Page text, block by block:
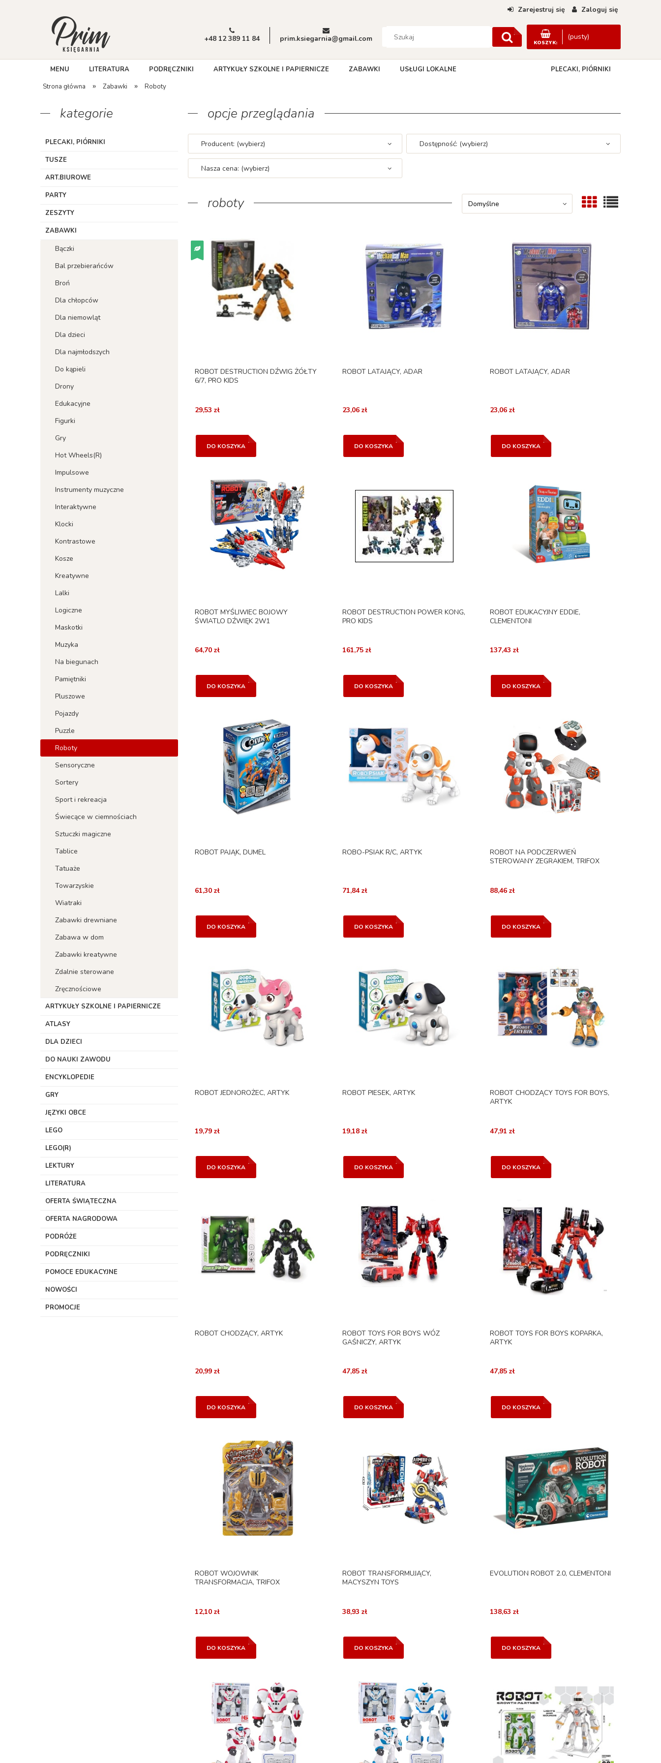
Zarejestruj się Zaloguj się
KOSZYK:
(pusty)
+48 12 389 11 84 prim.ksiegarnia@gmail.com
MENU LITERATURA PODRĘCZNIKI ARTYKUŁY SZKOLNE I PAPIERNICZE PLECAKI, PIÓRNIKI
ZABAWKI USŁUGI LOKALNE
Strona główna » Zabawki » Roboty
kategorie
PLECAKI, PIÓRNIKI
TUSZE
ART.BIUROWE
PARTY
ZESZYTY
ZABAWKI
Bączki
Bal przebierańców
Broń
Dla chłopców
Dla niemowląt
Dla dzieci
Dla najmłodszych
Do kąpieli
Drony
Edukacyjne
Figurki
Gry
Hot Wheels(R)
Impulsowe
Instrumenty muzyczne
Interaktywne
Klocki
Kontrastowe
Kosze
Kreatywne
Lalki
Logiczne
Maskotki
Muzyka
Na biegunach
Pamiętniki
Pluszowe
Pojazdy
Puzzle
Roboty
Sensoryczne
Sortery
Sport i rekreacja
Świecące w ciemnościach
Sztuczki magiczne
Tablice
Tatuaże
Towarzyskie
Wiatraki
Zabawki drewniane
Zabawa w dom
Zabawki kreatywne
Zdalnie sterowane
Zręcznościowe
ARTYKUŁY SZKOLNE I PAPIERNICZE
ATLASY
DLA DZIECI
DO NAUKI ZAWODU
ENCYKLOPEDIE
GRY
JĘZYKI OBCE
LEGO
LEGO(R)
LEKTURY
LITERATURA
OFERTA ŚWIĄTECZNA
OFERTA NAGRODOWA
PODRÓŻE
PODRĘCZNIKI
POMOCE EDUKACYJNE
NOWOŚCI
PROMOCJE
opcje przeglądania
Producent: (wybierz) Dostępność: (wybierz)
Nasza cena: (wybierz)
roboty
ROBOT DESTRUCTION DŹWIG ŻÓŁTY
6/7, PRO KIDS
29,53 zł
DO KOSZYKA
ROBOT LATAJĄCY, ADAR
23,06 zł
DO KOSZYKA
ROBOT LATAJĄCY, ADAR
23,06 zł
DO KOSZYKA
ROBOT MYŚLIWIEC BOJOWY
ŚWIATLO DŹWIĘK 2W1
64,70 zł
DO KOSZYKA
ROBOT DESTRUCTION POWER KONG,
PRO KIDS
161,75 zł
DO KOSZYKA
ROBOT EDUKACYJNY EDDIE,
CLEMENTONI
137,43 zł
DO KOSZYKA
ROBOT PAJĄK, DUMEL
61,30 zł
DO KOSZYKA
ROBO-PSIAK R/C, ARTYK
71,84 zł
DO KOSZYKA
ROBOT NA PODCZERWIEŃ
STEROWANY ZEGRAKIEM, TRIFOX
88,46 zł
DO KOSZYKA
ROBOT JEDNOROŻEC, ARTYK
19,79 zł
DO KOSZYKA
ROBOT PIESEK, ARTYK
19,18 zł
DO KOSZYKA
ROBOT CHODZĄCY TOYS FOR BOYS,
ARTYK
47,91 zł
DO KOSZYKA
ROBOT CHODZĄCY, ARTYK
20,99 zł
DO KOSZYKA
ROBOT TOYS FOR BOYS WÓZ
GAŚNICZY, ARTYK
47,85 zł
DO KOSZYKA
ROBOT TOYS FOR BOYS KOPARKA,
ARTYK
47,85 zł
DO KOSZYKA
ROBOT WOJOWNIK
TRANSFORMACJA, TRIFOX
12,10 zł
DO KOSZYKA
ROBOT TRANSFORMUJĄCY,
MACYSZYN TOYS
38,93 zł
DO KOSZYKA
EVOLUTION ROBOT 2.0, CLEMENTONI
138,63 zł
DO KOSZYKA